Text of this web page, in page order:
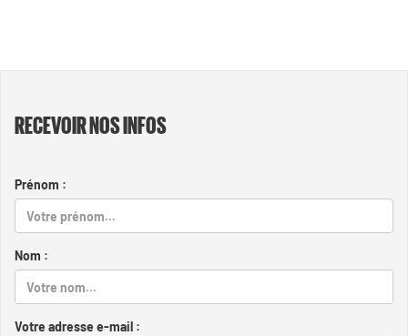
RECEVOIR NOS INFOS
Prénom :
Nom :
Votre adresse e-mail :